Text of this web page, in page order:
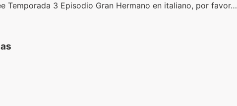
Temporada 3 Episodio Gran Hermano en italiano, por favor…